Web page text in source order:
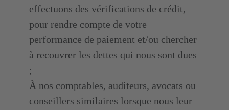
effectuons des vérifications de crédit,
pour rendre compte de votre
performance de paiement et/ou chercher
à recouvrer les dettes qui nous sont dues
;
À nos comptables, auditeurs, avocats ou
conseillers similaires lorsque nous leur